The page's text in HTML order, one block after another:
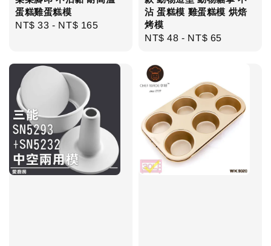
蛋糕雞蛋糕模
Regular
NT$ 33 - NT$ 165
沾 蛋糕模 雞蛋糕模 烘焙
烤模
Regular
NT$ 48 - NT$ 65